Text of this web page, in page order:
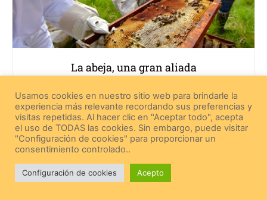
La abeja, una gran aliada
Proyectos SAU
Usamos cookies en nuestro sitio web para brindarle la
experiencia más relevante recordando sus preferencias y
visitas repetidas. Al hacer clic en "Aceptar todo", acepta
el uso de TODAS las cookies. Sin embargo, puede visitar
"Configuración de cookies" para proporcionar un
consentimiento controlado..
Configuración de cookies Acepto